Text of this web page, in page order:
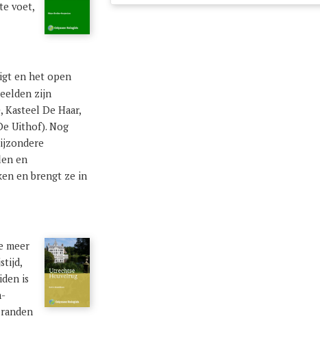
voet,
en het open
zijn
De Haar,
Uithof). Nog
en
en brengt ze in
meer
is